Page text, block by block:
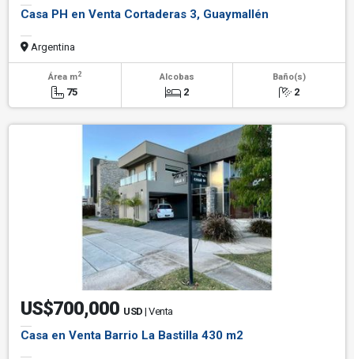
Casa PH en Venta Cortaderas 3, Guaymallén
Argentina
Área m2
75
Alcobas
2
Baño(s)
2
US$700,000 USD | Venta
Casa en Venta Barrio La Bastilla 430 m2